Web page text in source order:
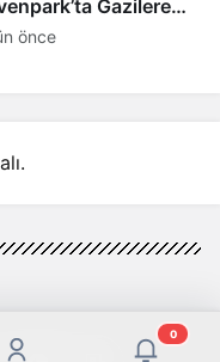
Gazilere
ve “Çerçeve
önce
0